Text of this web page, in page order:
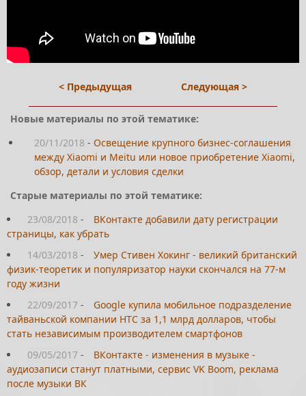
< Предыдущая Следующая >
Новые материалы по этой тематике:
20/11/2018 - Освещение крупного бизнес-соглашения
между Xiaomi и Meitu или новое приобретение Xiaomi,
обзор, детали и условия сделки
Старые материалы по этой тематике:
23/08/2018 -
ВКонтакте добавили дату регистрации
страницы, как убрать
14/03/2018 -
Умер Стивен Хокинг - великий британский
физик-теоретик и популяризатор науки скончался на 77-м
году жизни
22/09/2017 -
Google купила мобильное подразделение
тайваньской компании HTC за 1,1 млрд долларов, чтобы
стать независимым производителем смартфонов
09/05/2017 -
ВКонтакте - изменения в музыке -
аудиозаписи станут платными, сервис VK Boom, реклама
после музыки ВК